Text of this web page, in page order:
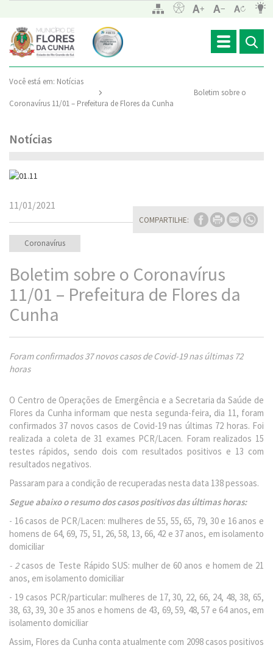
Toggle
navigation
Você está em: Notícias
Boletim sobre o
Coronavírus 11/01 – Prefeitura de Flores da Cunha
Notícias
COMPARTILHE:
11/01/2021
Coronavírus
Boletim sobre o Coronavírus
11/01 – Prefeitura de Flores da
Cunha
Foram confirmados 37 novos casos de Covid-19 nas últimas 72
horas
O Centro de Operações de Emergência e a Secretaria da Saúde de
Flores da Cunha informam que nesta segunda-feira, dia 11, foram
confirmados 37 novos casos de Covid-19 nas últimas 72 horas. Foi
realizada a coleta de 31 exames PCR/Lacen. Foram realizados 15
testes rápidos, sendo dois com resultados positivos e 13 com
resultados negativos.
Passaram para a condição de recuperadas nesta data 138 pessoas.
Segue abaixo o resumo dos casos positivos das últimas horas:
- 16 casos de PCR/Lacen: mulheres de 55, 55, 65, 79, 30 e 16 anos e
homens de 64, 69, 75, 51, 26, 58, 13, 66, 42 e 37 anos, em isolamento
domiciliar
- 2casos de Teste Rápido SUS: mulher de 60 anos e homem de 21
anos, em isolamento domiciliar
- 19 casos PCR/particular: mulheres de 17, 30, 22, 66, 24, 48, 38, 65,
38, 63, 39, 30 e 35 anos e homens de 43, 69, 59, 48, 57 e 64 anos, em
isolamento domiciliar
Assim, Flores da Cunha conta atualmente com 2098 casos positivos